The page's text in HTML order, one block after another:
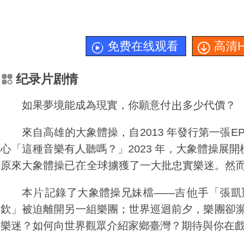
免费在线观看 高清
纪录片剧情
如果夢境能成為現實，你願意付 多少代價？
來自高雄的大象體操，自2013 年發行第一張
心「這種音樂有人聽嗎？」2023 年，大象體操展
原來大象體操已
全球擄獲了一大批忠實樂迷。然
本 記錄了大象體操兄妹檔——吉
手「張
欽」被迫離開另一組樂團；世界巡迴前夕，樂團卻
樂迷？如何向世界觀眾介紹家鄉臺灣？期待與你在戲